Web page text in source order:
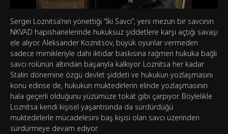
Sergei Loznitsa’nın yönettiği “İki Savcı”, yeni mezun bir savcının
NKVAD hapishanelerinde hukuksuz şiddetlere karşı açtığı savaşı
ele alıyor. Aleksander Koznitsov, büyük oyunlar vermeden
sadece mimikleriyle dahi iktidar baskısına rağmen hukuka bağlı
savcı rolünün altından başarıyla kalkıyor. Loznitsa her kadar
Stalin dönemine özgü devlet şiddeti ve hukukun yozlaşmasını
konu edinse de, hukukun muktedirlerin elinde yozlaşmasının
hala geçerli olduğunu yüzümüze tokat gibi çarpıyor. Böylelikle
Loznitsa kendi kişisel yaşantısında da sürdürdüğü
muktedirlerle mücadelesini baş kişisi olan savcı üzerinden
sürdürmeye devam ediyor.